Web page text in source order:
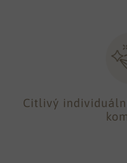
Citlivý